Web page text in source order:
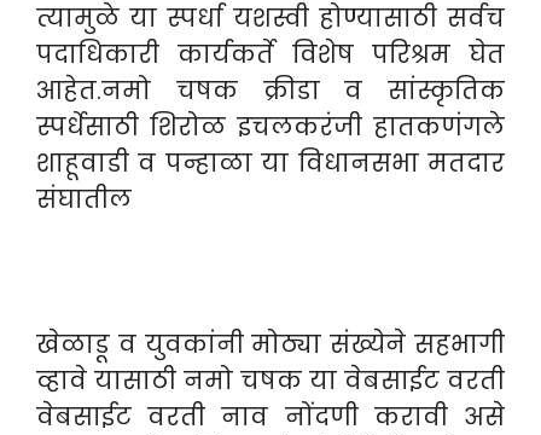
त्यामुळे या स्पर्धा यशस्वी होण्यासाठी सर्वच
पदाधिकारी कार्यकर्ते विशेष परिश्रम घेत
आहेत.नमो चषक क्रीडा व सांस्कृतिक
स्पर्धेसाठी शिरोळ इचलकरंजी हातकणंगले
शाहूवाडी व पन्हाळा या विधानसभा मतदार
संघातील
खेळाडू व युवकांनी मोठ्या संख्येने सहभागी
व्हावे यासाठी नमो चषक या वेबसाईट वरती
वेबसाईट वरती नाव नोंदणी करावी असे